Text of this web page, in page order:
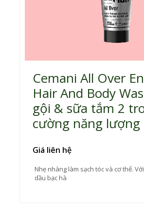
Cemani All Over
Hair And Body
gội & sữa tắm 2
cường năng lượng
Giá liên hệ
Nhẹ nhàng làm sạch tóc và cơ thể.
dầu bạc hà